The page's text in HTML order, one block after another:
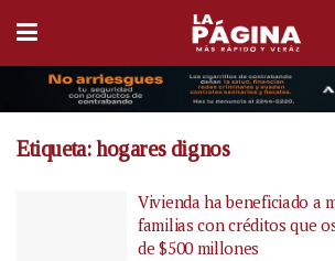
Etiqueta:hogares dignos
Vivienda ha beneficiado a
familias con créditos que
de $500 millones